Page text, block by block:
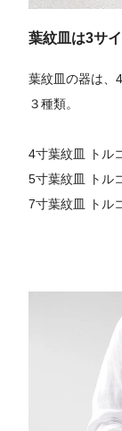
葉紋皿は3サ
葉紋皿の器は、
３種類。
4寸葉紋皿 トル
5寸葉紋皿 トル
7寸葉紋皿 トル